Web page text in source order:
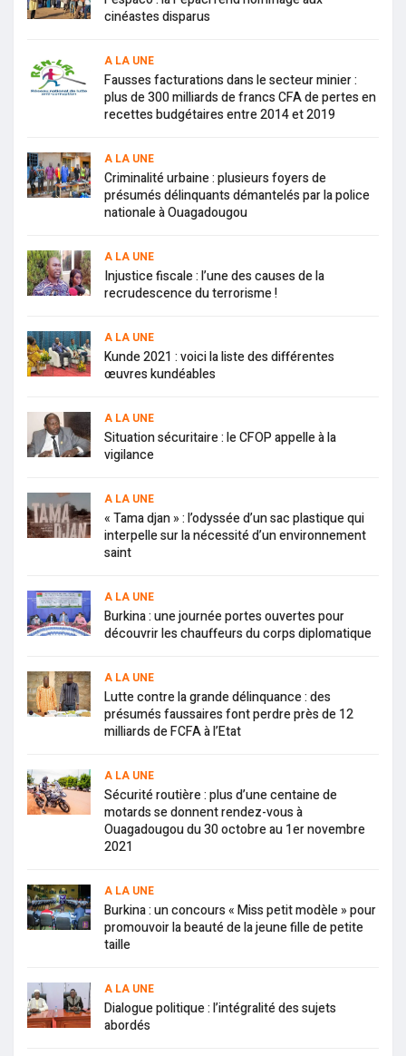
cinéastes disparus
A LA UNE
Fausses facturations dans le secteur minier :
plus de 300 milliards de francs CFA de pertes en
recettes budgétaires entre 2014 et 2019
A LA UNE
Criminalité urbaine : plusieurs foyers de
présumés délinquants démantelés par la police
nationale à Ouagadougou
A LA UNE
Injustice fiscale : l’une des causes de la
recrudescence du terrorisme !
A LA UNE
Kunde 2021 : voici la liste des différentes
œuvres kundéables
A LA UNE
Situation sécuritaire : le CFOP appelle à la
vigilance
A LA UNE
« Tama djan » : l’odyssée d’un sac plastique qui
interpelle sur la nécessité d’un environnement
saint
A LA UNE
Burkina : une journée portes ouvertes pour
découvrir les chauffeurs du corps diplomatique
A LA UNE
Lutte contre la grande délinquance : des
présumés faussaires font perdre près de 12
milliards de FCFA à l’Etat
A LA UNE
Sécurité routière : plus d’une centaine de
motards se donnent rendez-vous à
Ouagadougou du 30 octobre au 1er novembre
2021
A LA UNE
Burkina : un concours « Miss petit modèle » pour
promouvoir la beauté de la jeune fille de petite
taille
A LA UNE
Dialogue politique : l’intégralité des sujets
abordés